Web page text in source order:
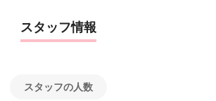
スタッフ情報
スタッフの人数